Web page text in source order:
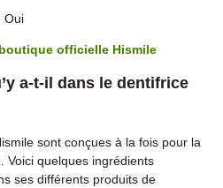
Oui
boutique officielle Hismile
a-t-il dans le dentifrice
sont conçues à la fois pour la
Voici quelques ingrédients
ses différents produits de